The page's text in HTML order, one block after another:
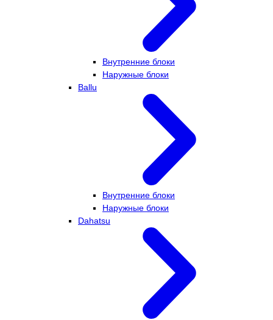
Внутренние блоки
Наружные блоки
Ballu
Внутренние блоки
Наружные блоки
Dahatsu